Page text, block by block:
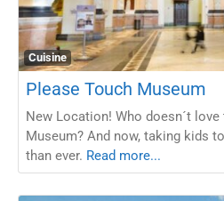
Cuisine
Please Touch Museum
New Location! Who doesn´t
Museum? And now, taking kids
than ever. Read more...